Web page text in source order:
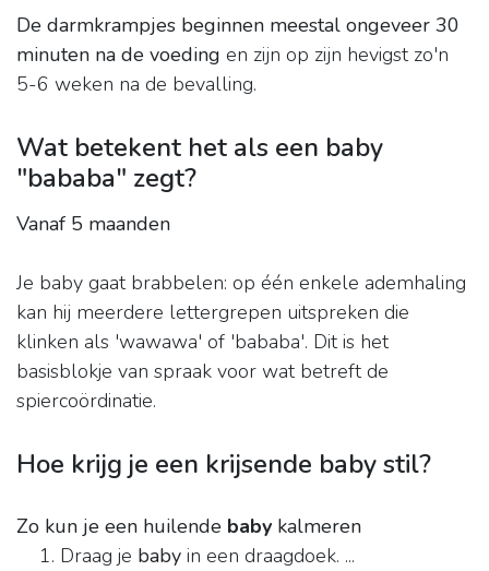
De darmkrampjes beginnen meestal ongeveer 30
minuten na de voeding en zijn op zijn hevigst zo'n
5-6 weken na de bevalling.
Wat betekent het als een baby
"bababa" zegt?
Vanaf 5 maanden
Je baby gaat brabbelen: op één enkele ademhaling
kan hij meerdere lettergrepen uitspreken die
klinken als 'wawawa' of 'bababa'. Dit is het
basisblokje van spraak voor wat betreft de
spiercoördinatie.
Hoe krijg je een krijsende baby stil?
Zo kun je een huilende baby kalmeren
Draag je baby in een draagdoek. ...